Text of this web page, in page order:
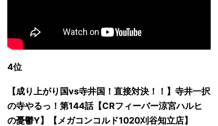
4位
【成り上がり国vs寺井国！直接対決！！】寺井一択
の寺やるっ！第144話【CRフィーバー涼宮ハルヒ
の憂鬱Y】【メガコンコルド1020刈谷知立店】